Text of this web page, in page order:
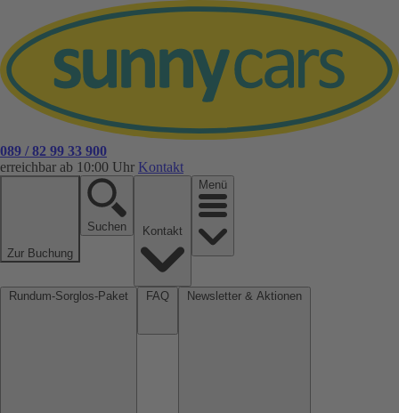
089 / 82 99 33 900
erreichbar ab 10:00 Uhr Kontakt
Zur Buchung
Suchen
Menü